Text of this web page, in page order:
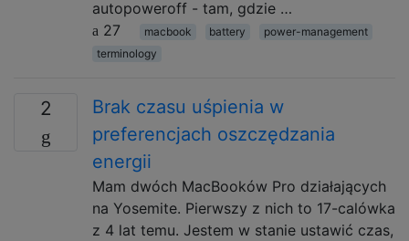
autopoweroff - tam, gdzie …
27
macbook battery
power-management
terminology
2
Brak czasu uśpienia w
preferencjach oszczędzania
energii
Mam dwóch MacBooków Pro działających
na Yosemite. Pierwszy z nich to 17-calówka
z 4 lat temu. Jestem w stanie ustawić czas,